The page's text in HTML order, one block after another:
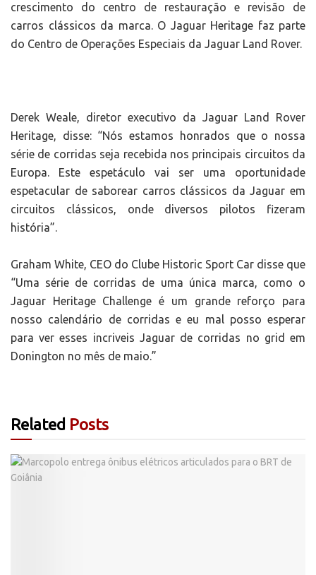
crescimento do centro de restauração e revisão de
carros clássicos da marca. O Jaguar Heritage faz parte
do Centro de Operações Especiais da Jaguar Land Rover.
Derek Weale, diretor executivo da Jaguar Land Rover
Heritage, disse: “Nós estamos honrados que o nossa
série de corridas seja recebida nos principais circuitos da
Europa. Este espetáculo vai ser uma oportunidade
espetacular de saborear carros clássicos da Jaguar em
circuitos clássicos, onde diversos pilotos fizeram
história”.
Graham White, CEO do Clube Historic Sport Car disse que
“Uma série de corridas de uma única marca, como o
Jaguar Heritage Challenge é um grande reforço para
nosso calendário de corridas e eu mal posso esperar
para ver esses incriveis Jaguar de corridas no grid em
Donington no mês de maio.”
Related Posts